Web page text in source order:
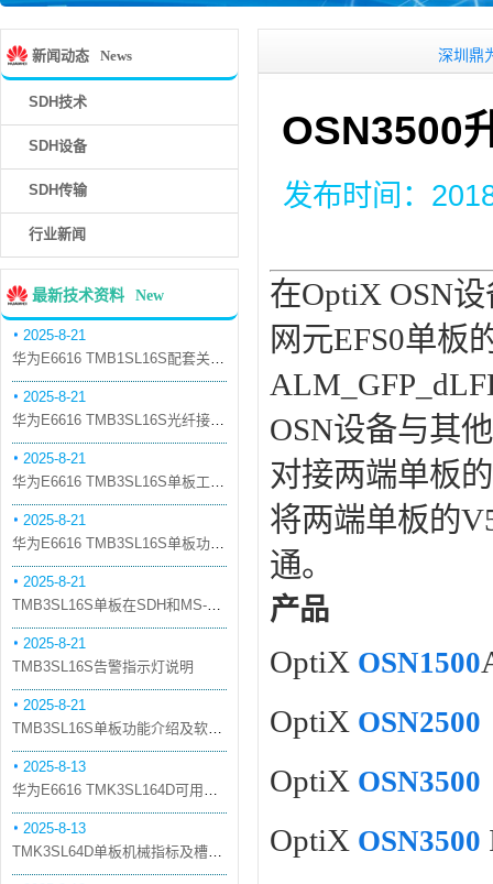
新闻动态 News
SDH技术
SDH设备
SDH传输
行业新闻
最新技术资料 New
2025-8-21
华为E6616 TMB1SL16S配套关系和替代关系
2025-8-21
华为E6616 TMB3SL16S光纤接口板槽位占用介绍
2025-8-21
华为E6616 TMB3SL16S单板工作原理和信号流
2025-8-21
华为E6616 TMB3SL16S单板功能和机械指标
2025-8-21
TMB3SL16S单板在SDH和MS-OTN模式下的应用
2025-8-21
TMB3SL16S告警指示灯说明
2025-8-21
TMB3SL16S单板功能介绍及软件配套
2025-8-13
华为E6616 TMK3SL164D可用万兆光模块
2025-8-13
TMK3SL64D单板机械指标及槽位介绍
深圳鼎为网络
OSN3500
发布时间：
在OptiX OSN
网元EFS0单板
OSN设备与其
对接两端单板
将两端单板的
通。
产品
OptiX OSN1500
OptiX OSN2500
OptiX OSN3500
OptiX OSN3500